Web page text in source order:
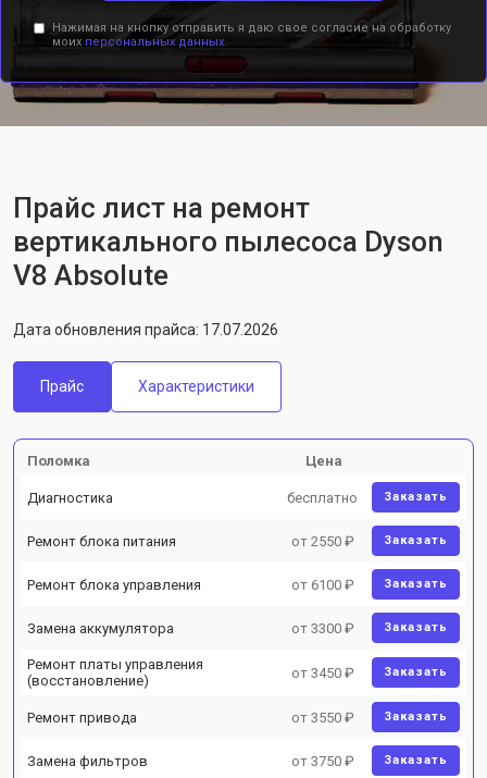
Нажимая на кнопку отправить я даю свое согласие на обработку
моих персональных данных.
Прайс лист на ремонт
вертикального пылесоса Dyson
V8 Absolute
Дата обновления прайса: 17.07.2026
Прайс Характеристики
Поломка Цена
Диагностика бесплатно Заказать
Ремонт блока питания от 2550 ₽ Заказать
Ремонт блока управления от 6100 ₽ Заказать
Замена аккумулятора от 3300 ₽ Заказать
Ремонт платы управления
(восстановление)
от 3450 ₽ Заказать
Ремонт привода от 3550 ₽ Заказать
Замена фильтров от 3750 ₽ Заказать